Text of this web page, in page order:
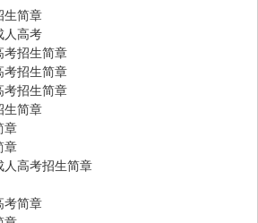
生简章
人高考
考招生简章
考招生简章
考招生简章
生简章
章
章
高考招生简章
考简章